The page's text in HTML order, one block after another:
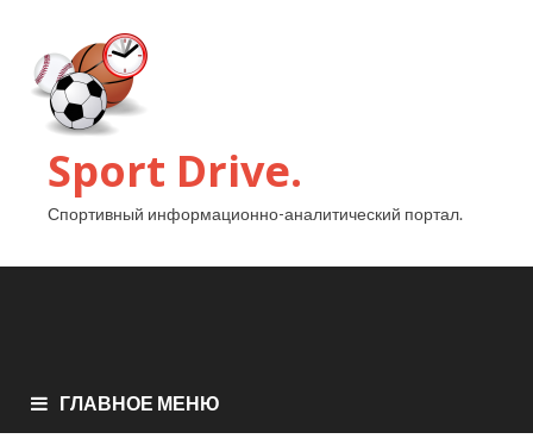
Sport Drive.
Спортивный информационно-аналитический портал.
ГЛАВНОЕ МЕНЮ